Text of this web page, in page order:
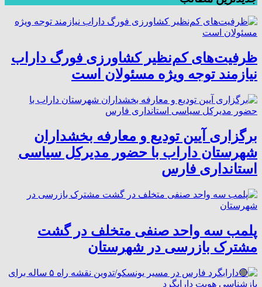
ظرفیت‌های کم‌نظیر کشاورزی فورگ داراب
نیازمند توجه ویژه مسئولان است
برگزاری آیین تودیع و معارفه بخشداران
شهرستان داراب با حضور مدیرکل سیاسی
استانداری فارس
پلمب سه واحد صنفی متخلف در گشت
مشترک بازرسی در شهرستان